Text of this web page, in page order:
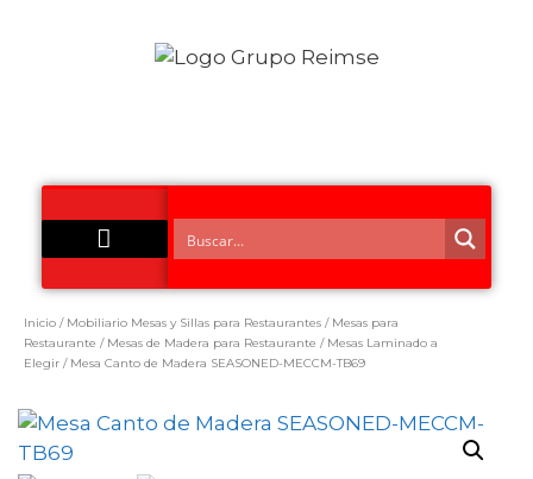
Inicio / Mobiliario Mesas y Sillas para Restaurantes / Mesas para
Restaurante / Mesas de Madera para Restaurante / Mesas Laminado a
Elegir / Mesa Canto de Madera SEASONED-MECCM-TB69